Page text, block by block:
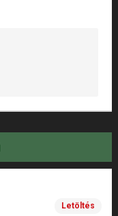
Letöltés